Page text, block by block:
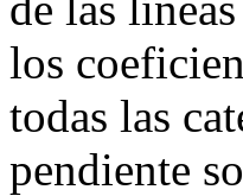
los
todas las
pendiente